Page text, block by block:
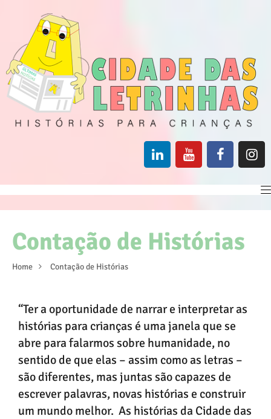
Home Contação de Histórias
Contação de Histórias
“Ter a oportunidade de narrar e interpretar as
histórias para crianças é uma janela que se
abre para falarmos sobre humanidade, no
sentido de que elas – assim como as letras –
são diferentes, mas juntas são capazes de
escrever palavras, novas histórias e construir
um mundo melhor. As histórias da Cidade das